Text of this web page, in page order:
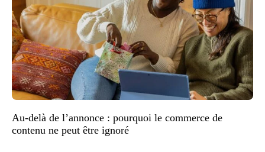
Au-delà de l’annonce : pourquoi le commerce de
contenu ne peut être ignoré